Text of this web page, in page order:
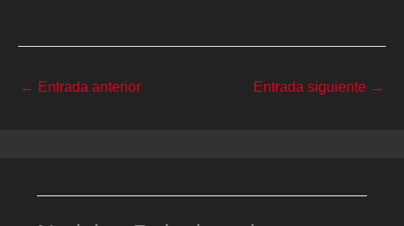
← Entrada anterior Entrada siguiente →